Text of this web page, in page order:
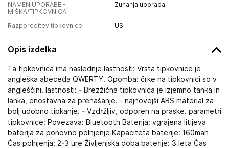
NAMEN UPORABE -
MIŠKA/TIPKOVNICA
Zunanja uporaba
Razporeditev tipkovnice US
Opis izdelka
Ta tipkovnica ima naslednje lastnosti: Vrsta tipkovnice je
angleška abeceda QWERTY. Opomba: črke na tipkovnici so v
angleščini. lastnosti: - Brezžična tipkovnica je izjemno tanka in
lahka, enostavna za prenašanje. - najnovejši ABS material za
bolj udobno tipkanje. - Vzdržljiv, odporen na praske. parametri
tipkovnice: Povezava: Bluetooth Baterija: vgrajena litijeva
baterija za ponovno polnjenje Kapaciteta baterije: 160mah
Čas polnjenja: 2-3 ure Življenjska doba baterije: 3 leta Čas